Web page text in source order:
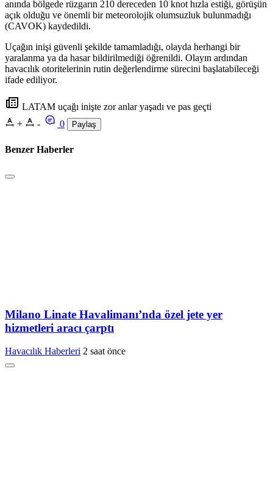
anında bölgede rüzgarın 210 dereceden 10 knot hızla estiği, görüşün
açık olduğu ve önemli bir meteorolojik olumsuzluk bulunmadığı
(CAVOK) kaydedildi.
Uçağın inişi güvenli şekilde tamamladığı, olayda herhangi bir
yaralanma ya da hasar bildirilmediği öğrenildi. Olayın ardından
havacılık otoritelerinin rutin değerlendirme sürecini başlatabileceği
ifade ediliyor.
LATAM uçağı inişte zor anlar yaşadı ve pas geçti
+
- 0 Paylaş
Benzer Haberler
Milano Linate Havalimanı’nda özel jete yer
hizmetleri aracı çarptı
Havacılık Haberleri 2 saat önce